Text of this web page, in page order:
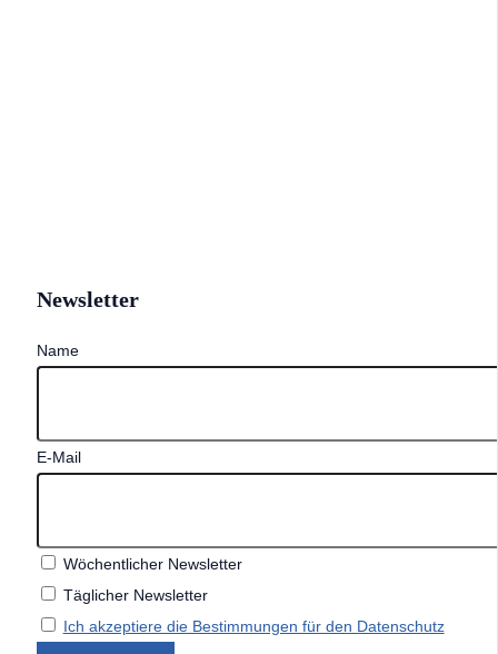
Newsletter
Name
E-Mail
Wöchentlicher Newsletter
Täglicher Newsletter
Ich akzeptiere die Bestimmungen für den Datenschutz